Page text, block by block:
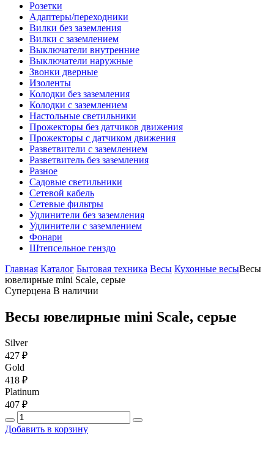
Розетки
Адаптеры/переходники
Вилки без заземления
Вилки с заземлением
Выключатели внутренние
Выключатели наружные
Звонки дверные
Изоленты
Колодки без заземления
Колодки с заземлением
Настольные светильники
Прожекторы без датчиков движения
Прожекторы с датчиком движения
Разветвители с заземлением
Разветвитель без заземления
Разное
Садовые светильники
Сетевой кабель
Сетевые фильтры
Удлинители без заземления
Удлинители с заземлением
Фонари
Штепсельное генздо
Главная Каталог Бытовая техника Весы Кухонные весыВесы
ювелирные mini Scale, серые
Суперцена В наличии
Весы ювелирные mini Scale, серые
Silver
427 ₽
Gold
418 ₽
Platinum
407 ₽
Добавить в корзину